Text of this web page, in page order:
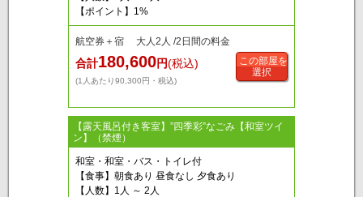
【ポイント】1%
航空券＋宿 大人2人 /2日間の料金
合計180,600円(税込)
(1人あたり90,300円・税込)
この部屋を
選択
【露天風呂付き客室】”四季彩”なごみ【和室ツイ
ン】（禁煙）
和室・和室・バス・トイレ付
【食事】朝食あり 昼食なし 夕食あり
【人数】1人 ～ 2人